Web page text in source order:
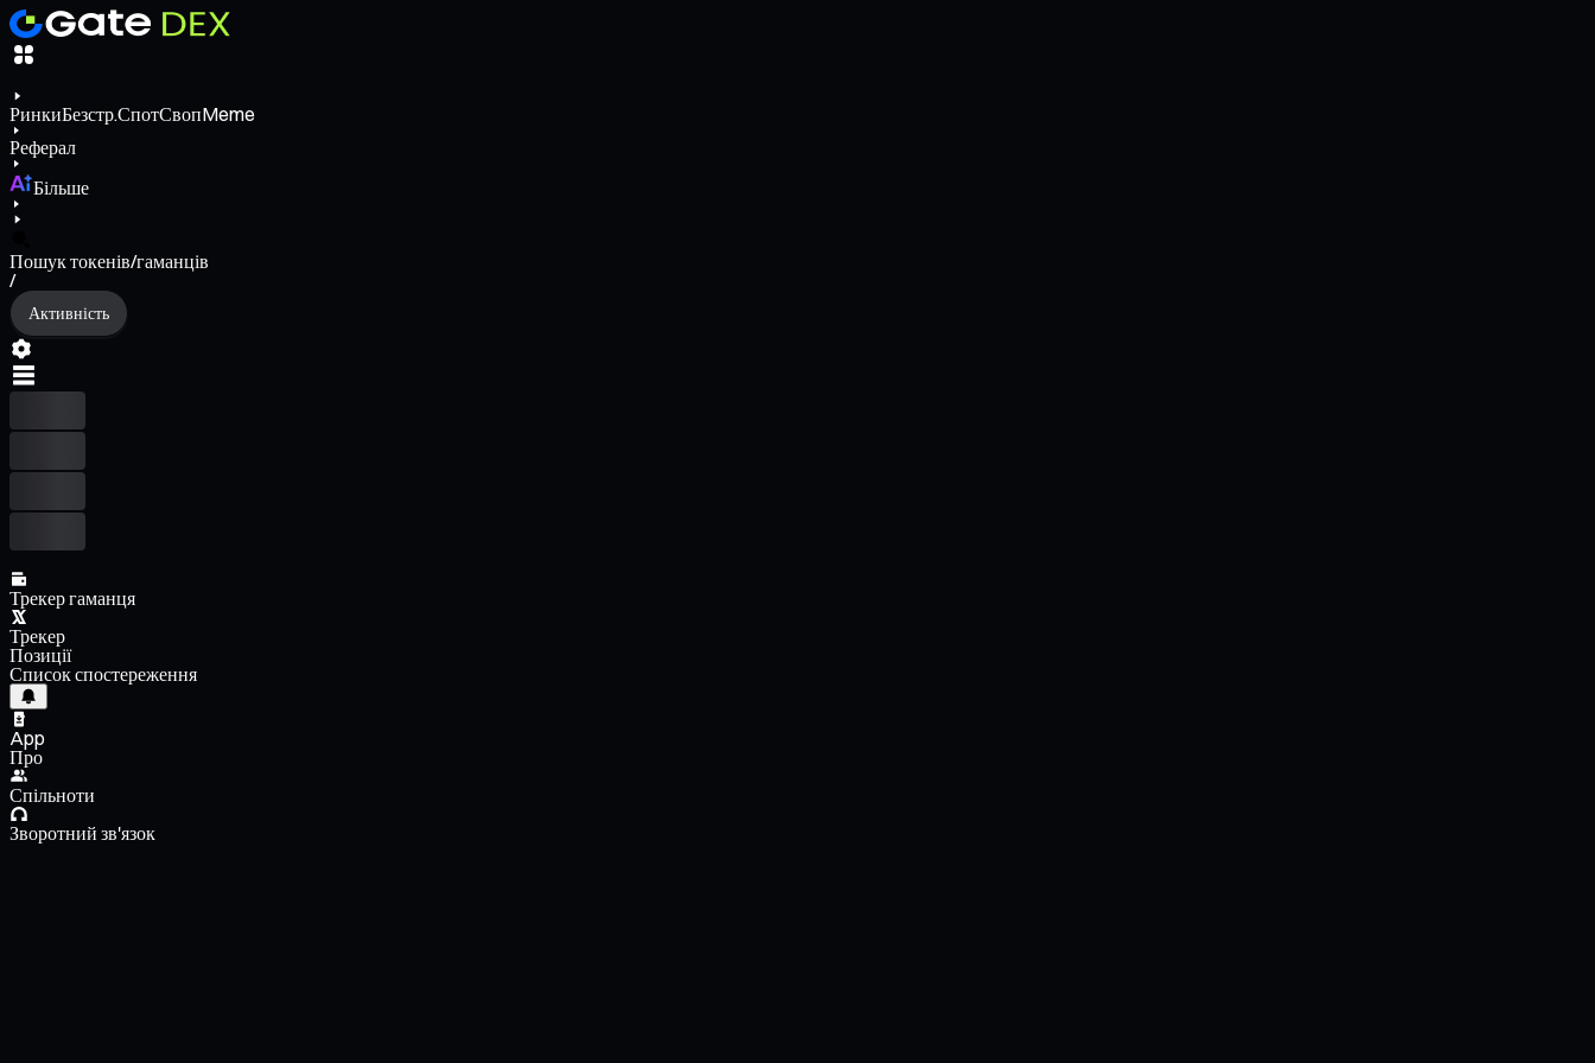
РинкиБезстр.СпотСвопMeme
Реферал
Більше
Пошук токенів/гаманців
/
Активність
Трекер гаманця
Трекер
Позиції
Список спостереження
App
Про
Спільноти
Зворотний зв'язок